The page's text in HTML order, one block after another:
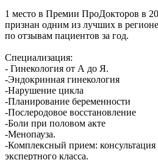
1 место в Премии ПроДокторов в
признан одним из лучших в
по отзывам пациентов за год.
Специализация:
- Гинекология от А до Я.
-Эндокринная гинекология
-Нарушение цикла
-Планирование беременности
-Послеродовое восстановление
-Боли при половом акте
-Менопауза.
-Комплексный прием:
экспертного класса.